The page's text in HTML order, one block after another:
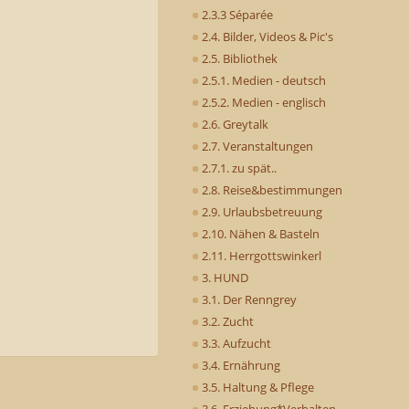
2.3.3 Séparée
2.4. Bilder, Videos & Pic's
2.5. Bibliothek
2.5.1. Medien - deutsch
2.5.2. Medien - englisch
2.6. Greytalk
2.7. Veranstaltungen
2.7.1. zu spät..
2.8. Reise&bestimmungen
2.9. Urlaubsbetreuung
2.10. Nähen & Basteln
2.11. Herrgottswinkerl
3. HUND
3.1. Der Renngrey
3.2. Zucht
3.3. Aufzucht
3.4. Ernährung
3.5. Haltung & Pflege